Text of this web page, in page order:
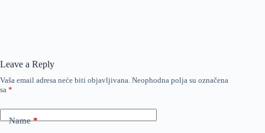
Leave a Reply
Vaša email adresa neće biti objavljivana. Neophodna polja su označena
sa *
Name*